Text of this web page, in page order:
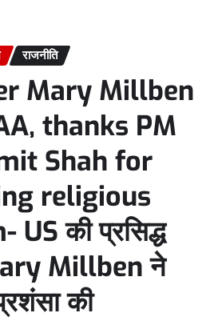
राजनीति
Mary Millben
thanks PM
Shah for
religious
की प्रसिद्ध
Millben ने
की